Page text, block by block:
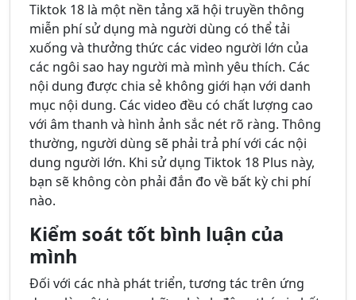
Tiktok 18 là một nền tảng xã hội truyền thông
miễn phí sử dụng mà người dùng có thể tải
xuống và thưởng thức các video người lớn của
các ngôi sao hay người mà mình yêu thích. Các
nội dung được chia sẻ không giới hạn với danh
mục nội dung. Các video đều có chất lượng cao
với âm thanh và hình ảnh sắc nét rõ ràng. Thông
thường, người dùng sẽ phải trả phí với các nội
dung người lớn. Khi sử dụng Tiktok 18 Plus này,
bạn sẽ không còn phải đắn đo về bất kỳ chi phí
nào.
Kiểm soát tốt bình luận của
mình
Đối với các nhà phát triển, tương tác trên ứng